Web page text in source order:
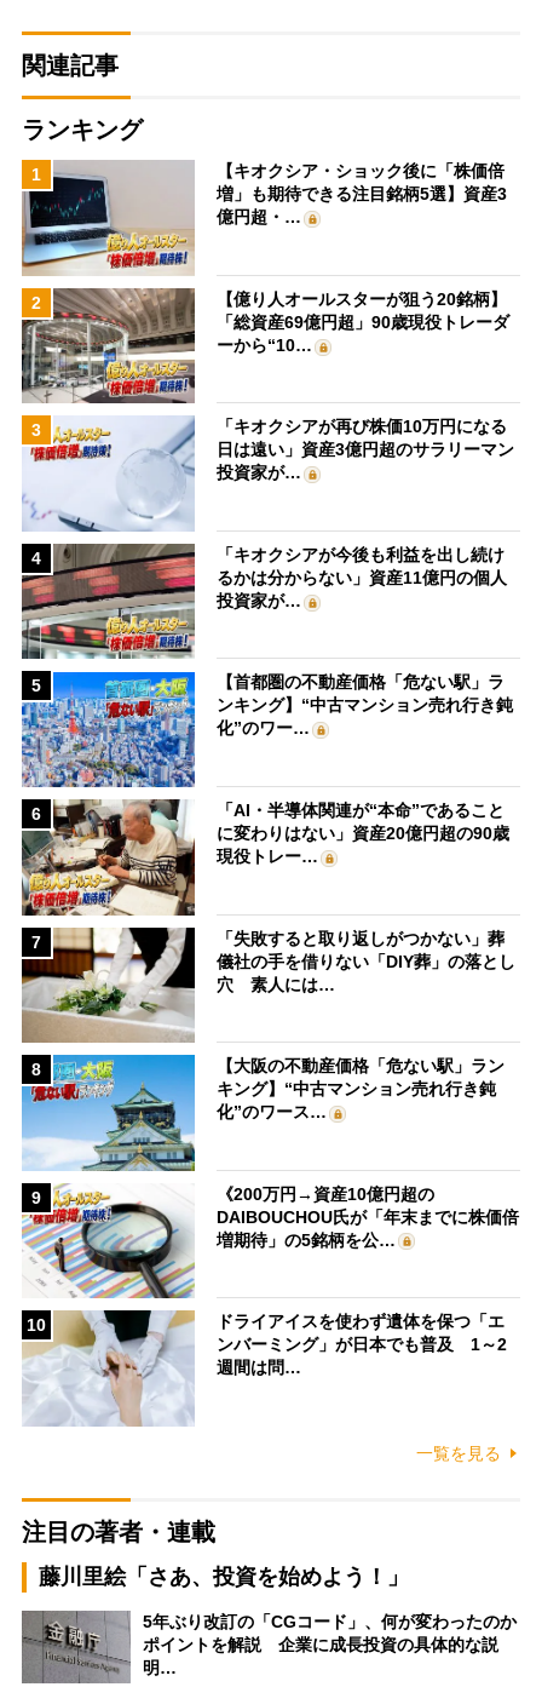
関連記事
ランキング
1
【キオクシア・ショック後に「株価倍
増」も期待できる注目銘柄5選】資産3
億円超・…
2
【億り人オールスターが狙う20銘柄】
「総資産69億円超」90歳現役トレーダ
ーから“10…
3
「キオクシアが再び株価10万円になる
日は遠い」資産3億円超のサラリーマン
投資家が…
4
「キオクシアが今後も利益を出し続け
るかは分からない」資産11億円の個人
投資家が…
5
【首都圏の不動産価格「危ない駅」ラ
ンキング】“中古マンション売れ行き鈍
化”のワー…
6
「AI・半導体関連が“本命”であること
に変わりはない」資産20億円超の90歳
現役トレー…
7
「失敗すると取り返しがつかない」葬
儀社の手を借りない「DIY葬」の落とし
穴 素人には…
8
【大阪の不動産価格「危ない駅」ラン
キング】“中古マンション売れ行き鈍
化”のワース…
9
《200万円→資産10億円超の
DAIBOUCHOU氏が「年末までに株価倍
増期待」の5銘柄を公…
10
ドライアイスを使わず遺体を保つ「エ
ンバーミング」が日本でも普及 1～2
週間は問…
一覧を見る
注目の著者・連載
藤川里絵「さあ、投資を始めよう！」
5年ぶり改訂の「CGコード」、何が変わったのか
ポイントを解説 企業に成長投資の具体的な説
明…